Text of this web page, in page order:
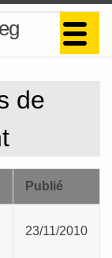
de
Publié
23/11/2010